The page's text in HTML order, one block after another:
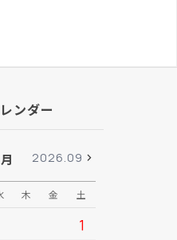
ンダー
月 2026.09
木 金 土
1